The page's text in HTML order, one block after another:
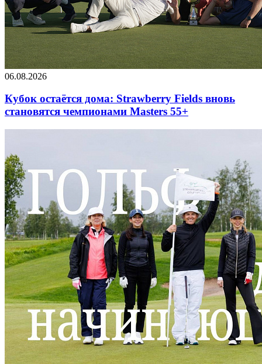
06.08.2026
Кубок остаётся дома: Strawberry Fields вновь
становятся чемпионами Masters 55+